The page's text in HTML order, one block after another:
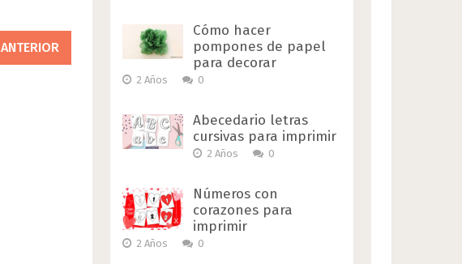
ANTERIOR
Cómo hacer
pompones de papel
para decorar
2 Años 0
Abecedario letras
cursivas para imprimir
2 Años 0
Números con
corazones para
imprimir
2 Años 0